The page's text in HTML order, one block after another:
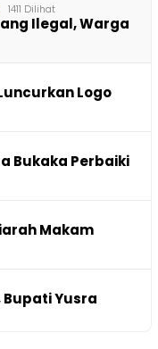
1411 Dilihat
Ilegal, Warga
Logo
Bukaka Perbaiki
Makam
Bupati Yusra